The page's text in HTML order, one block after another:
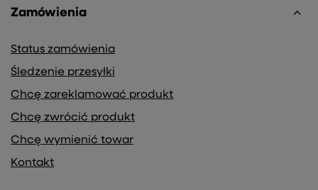
Zamówienia
Status zamówienia
Śledzenie przesyłki
Chcę zareklamować produkt
Chcę zwrócić produkt
Chcę wymienić towar
Kontakt